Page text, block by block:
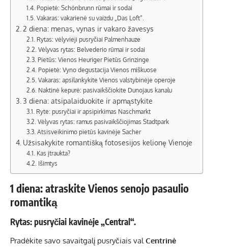
Popietė: Schönbrunn rūmai ir sodai
Vakaras: vakarienė su vaizdu „Das Loft“.
2 diena: menas, vynas ir vakaro žavesys
Rytas: vėlyvieji pusryčiai Palmenhauze
Vėlyvas rytas: Belvederio rūmai ir sodai
Pietūs: Vienos Heuriger Pietūs Grinzinge
Popietė: Vyno degustacija Vienos miškuose
Vakaras: apsilankykite Vienos valstybinėje operoje
Naktinė kepurė: pasivaikščiokite Dunojaus kanalu
3 diena: atsipalaiduokite ir apmąstykite
Ryte: pusryčiai ir apsipirkimas Naschmarkt
Vėlyvas rytas: ramus pasivaikščiojimas Stadtpark
Atsisveikinimo pietūs kavinėje Sacher
Užsisakykite romantišką fotosesijos kelionę Vienoje
Kas įtraukta?
Išimtys
1 diena: atraskite Vienos senojo pasaulio
romantiką
Rytas: pusryčiai kavinėje „Central“.
Pradėkite savo savaitgalį pusryčiais valCentrinė